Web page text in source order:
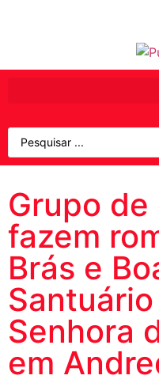
Grupo
fazem
Brás e
Senhora
em